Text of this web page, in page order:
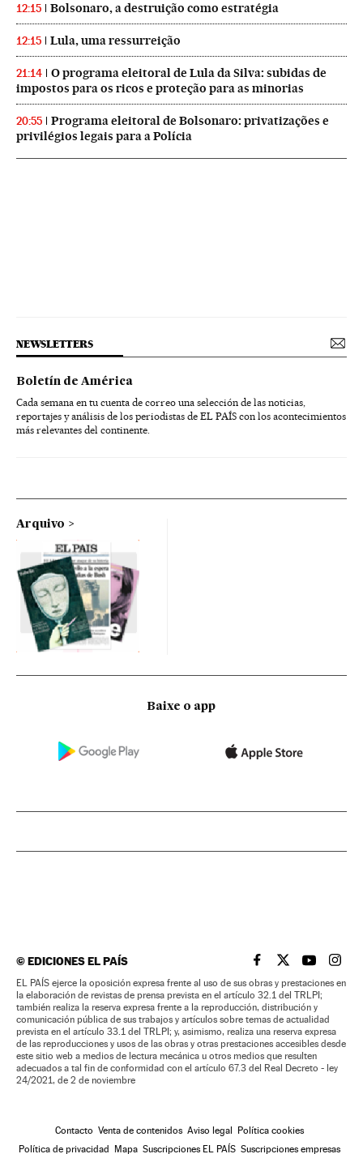
12:15 Bolsonaro, a destruição como estratégia
12:15 Lula, uma ressurreição
21:14
O programa eleitoral de Lula da Silva: subidas de
impostos para os ricos e proteção para as minorias
20:55
Programa eleitoral de Bolsonaro: privatizações e
privilégios legais para a Polícia
NEWSLETTERS
Boletín de América
Cada semana en tu cuenta de correo una selección de las noticias,
reportajes y análisis de los periodistas de EL PAÍS con los acontecimientos
más relevantes del continente.
Arquivo
Baixe o app
©EDICIONES EL PAÍS EL PAÍS BRASIL EN
EL PAÍSEL PAÍS
EL
EL PAÍS ejerce la oposición expresa frente al uso de sus obras y prestaciones en
la elaboración de revistas de prensa prevista en el artículo 32.1 del TRLPI;
también realiza la reserva expresa frente a la reproducción, distribución y
comunicación pública de sus trabajos y artículos sobre temas de actualidad
prevista en el artículo 33.1 del TRLPI; y, asimismo, realiza una reserva expresa
de las reproducciones y usos de las obras y otras prestaciones accesibles desde
este sitio web a medios de lectura mecánica u otros medios que resulten
adecuados a tal fin de conformidad con el artículo 67.3 del Real Decreto - ley
24/2021, de 2 de noviembre
Contacto Venta de contenidos Aviso legal Política cookies
Política de privacidad Mapa Suscripciones EL PAÍS Suscripciones empresas